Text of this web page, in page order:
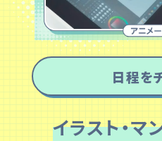
日程を
イラスト・マ